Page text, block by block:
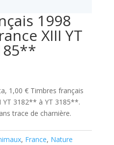
1998
XIII YT
:
1,00 € Timbres français
YT 3182** à YT 3185**.
trace de charnière.
, France, Nature